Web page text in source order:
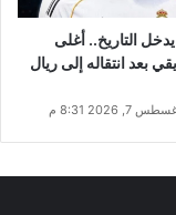
التاريخ.. أغلى
بعد انتقاله إلى ريال
2026 8:31 م